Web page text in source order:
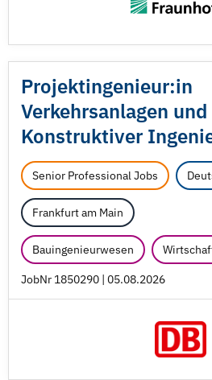
Projektingenieur:in
Verkehrsanlagen und
Konstruktiver
Senior Professional Jobs
Frankfurt am Main
Bauingenieurwesen
JobNr 1850290 | 05.08.2026